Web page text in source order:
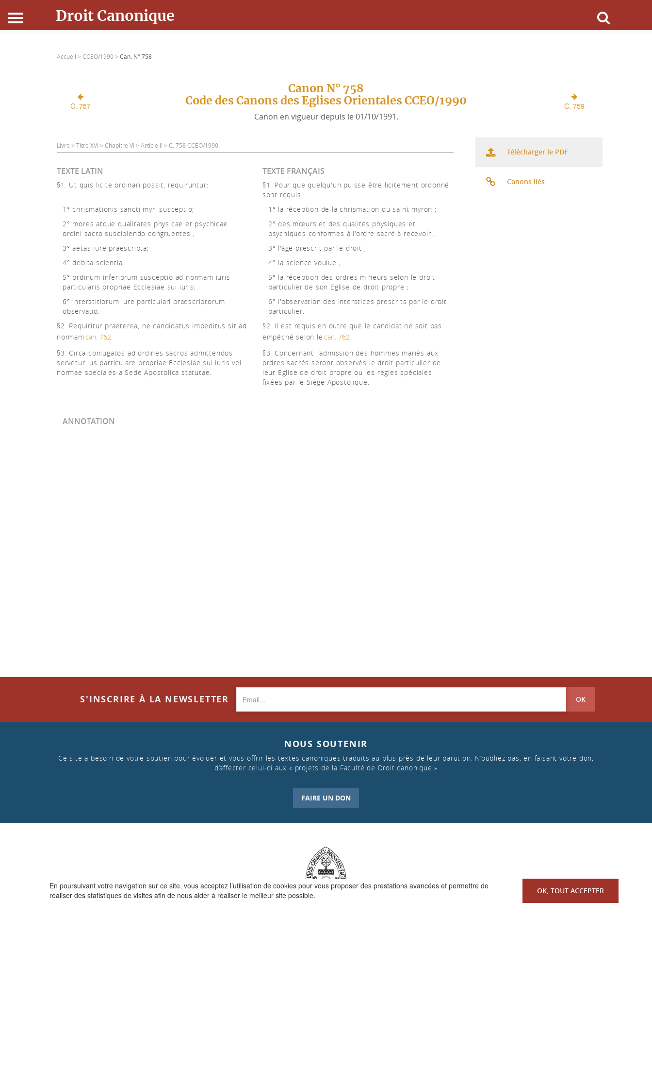
En poursuivant votre navigation sur ce site, vous acceptez l’utilisation de cookies pour vous proposer des prestations avancées et permettre de
réaliser des statistiques de visites afin de nous aider à réaliser le meilleur site possible.
OK, TOUT ACCEPTER
Droit Canonique
Connexion
Accueil > CCEO/1990 > Can. N° 758
C. 757
Canon N° 758
Code des Canons des Eglises Orientales CCEO/1990
Canon en vigueur depuis le 01/10/1991.
C. 759
Livre > Titre XVI > Chapitre VI > Article II > C. 758 CCEO/1990
TEXTE LATIN TEXTE FRANÇAIS
§1. Ut quis licite ordinari possit, requiruntur:
§1. Pour que quelqu'un puisse être licitement ordonné
sont requis :
1° chrismationis sancti myri susceptio;
1° la réception de la chrismation du saint myron ;
2° mores atque qualitates physicae et psychicae
ordini sacro suscipiendo congruentes ;
2° des mœurs et des qualités physiques et
psychiques conformes à l'ordre sacré à recevoir ;
3° aetas iure praescripta;
3° l'âge prescrit par le droit ;
4° debita scientia;
4° la science voulue ;
5° ordinum inferiorum susceptio ad normam iuris
particularis propriae Ecclesiae sui iuris;
5° la réception des ordres mineurs selon le droit
particulier de son Eglise de droit propre ;
6° interstitiorum iure particulari praescriptorum
observatio.
6° l'observation des interstices prescrits par le droit
particulier.
§2. Requiritur praeterea, ne candidatus impeditus sit ad
normamcan. 762.
§2. Il est requis en outre que le candidat ne soit pas
empêché selon le can. 762.
§3. Circa coniugatos ad ordines sacros admittendos
servetur ius particulare propriae Ecclesiae sui iuris vel
normae speciales a Sede Apostolica statutae.
§3. Concernant l'admission des hommes mariés aux
ordres sacrés seront observés le droit particulier de
leur Eglise de droit propre ou les règles spéciales
fixées par le Siège Apostolique.
ANNOTATION
Télécharger le PDF
Canons liés
S'INSCRIRE À LA NEWSLETTER OK
NOUS SOUTENIR
Ce site a besoin de votre soutien pour évoluer et vous offrir les textes canoniques traduits au plus près de leur parution. N’oubliez pas, en faisant votre don,
d’affecter celui-ci aux « projets de la Faculté de Droit canonique »
FAIRE UN DON